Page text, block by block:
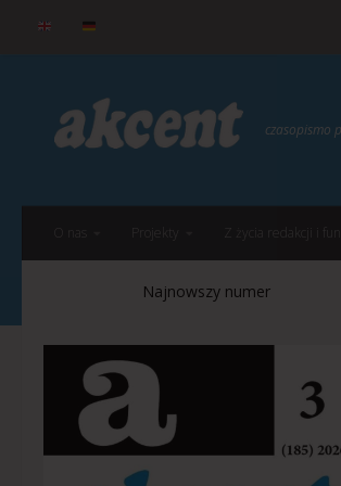
Przejdź do treści
czasopismo
Projekty Z życia redakcji i
Najnowszy numer